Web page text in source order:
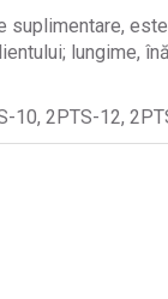
suplimentare,
lungime,
10, 2PTS-12,